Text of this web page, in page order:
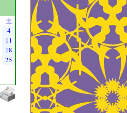
土
4
11
18
25